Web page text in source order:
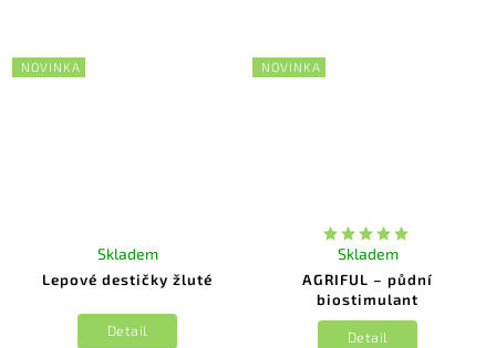
NOVINKA
Lepové destičky žluté
Skladem
Detail
NOVINKA
AGRIFUL – půdní
biostimulant
Skladem
Detail